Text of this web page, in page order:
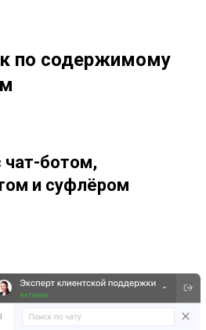
по содержимому
чат-ботом,
и суфлёром